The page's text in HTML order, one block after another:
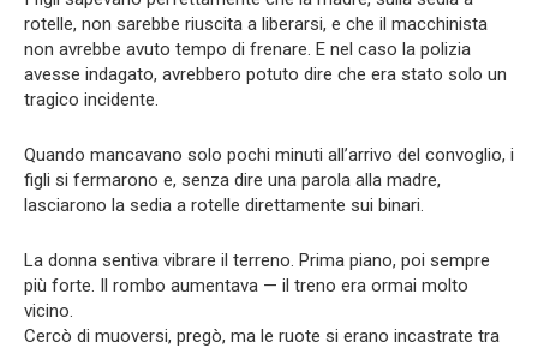
rotelle, non sarebbe riuscita a liberarsi, e che il macchinista
non avrebbe avuto tempo di frenare. E nel caso la polizia
avesse indagato, avrebbero potuto dire che era stato solo un
tragico incidente.
Quando mancavano solo pochi minuti all’arrivo del convoglio, i
figli si fermarono e, senza dire una parola alla madre,
lasciarono la sedia a rotelle direttamente sui binari.
La donna sentiva vibrare il terreno. Prima piano, poi sempre
più forte. Il rombo aumentava — il treno era ormai molto
vicino.
Cercò di muoversi, pregò, ma le ruote si erano incastrate tra